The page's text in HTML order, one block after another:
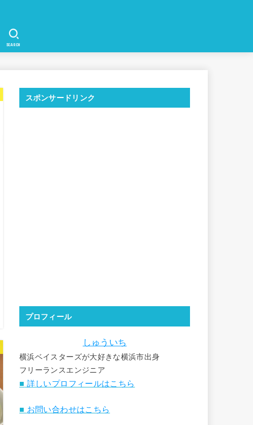
SEARCH
スポンサードリンク
プロフィール
しゅういち
横浜ベイスターズが大好きな横浜市出身
フリーランスエンジニア
■ 詳しいプロフィールはこちら
■ お問い合わせはこちら